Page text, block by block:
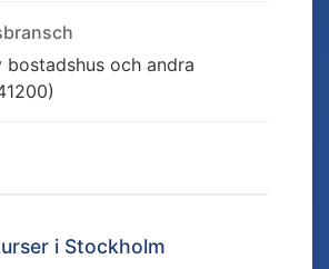
bostadshus och andra
i Stockholm